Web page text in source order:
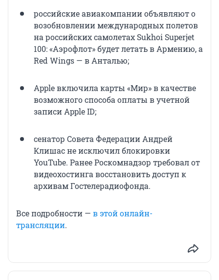
российские авиакомпании объявляют о
возобновлении международных полетов
на российских самолетах Sukhoi Superjet
100: «Аэрофлот» будет летать в Армению, а
Red Wings — в Анталью;
Apple включила карты «Мир» в качестве
возможного способа оплаты в учетной
записи Apple ID;
сенатор Совета Федерации Андрей
Клишас не исключил блокировки
YouTube. Ранее Роскомнадзор требовал от
видеохостинга восстановить доступ к
архивам Гостелерадиофонда.
Все подробности — в этой онлайн-
трансляции.